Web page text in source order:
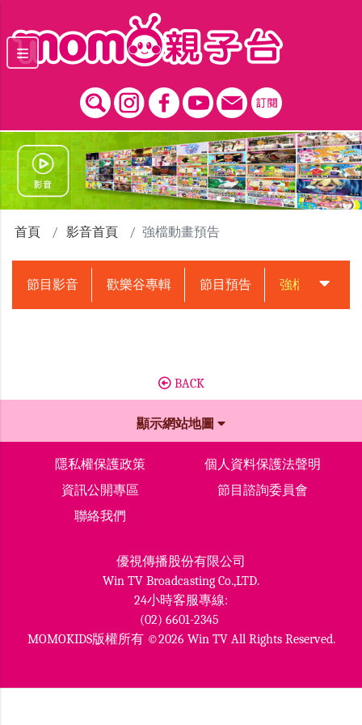
首頁 影音首頁 強檔動畫預告
節目影音 歡樂谷專輯 節目預告 強檔動畫預告
BACK
顯示網站地圖
隱私權保護政策
個人資料保護法聲明
資訊公開專區
節目諮詢委員會
聯絡我們
優視傳播股份有限公司
Win TV Broadcasting Co.,LTD.
24小時客服專線:
(02) 6601-2345
MOMOKIDS版權所有 ©2026 Win TV All Rights Reserved.